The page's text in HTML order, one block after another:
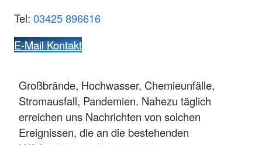
Tel: 03425 896616
E-Mail Kontakt
Großbrände, Hochwasser, Chemieunfälle,
Stromausfall, Pandemien. Nahezu täglich
erreichen uns Nachrichten von solchen
Ereignissen, die an die bestehenden